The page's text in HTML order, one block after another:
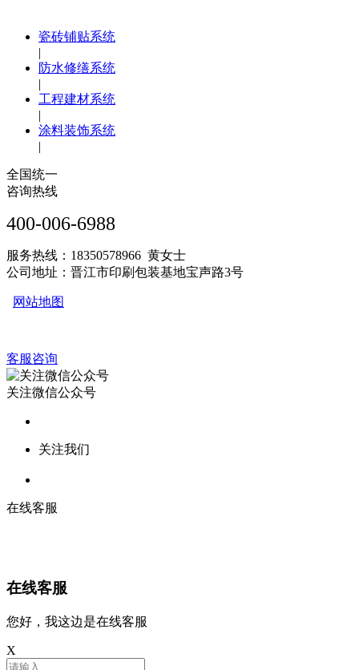
瓷砖铺贴系统
|
防水修缮系统
|
工程建材系统
|
涂料装饰系统
|
全国统一
咨询热线
400-006-6988
服务热线：18350578966 黄女士
公司地址：晋江市印刷包装基地宝声路3号
网站地图
客服咨询
关注微信公众号
关注我们
在线客服
在线客服
您好，我这边是在线客服
X